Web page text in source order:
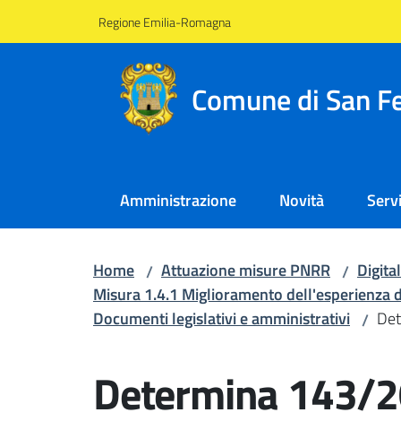
Regione Emilia-Romagna
Comune di San
Amministrazione Novità
Home / Attuazione misure PNRR /
Misura 1.4.1 Miglioramento dell'esperienza
Documenti legislativi e amministrativi /
Determina 143/